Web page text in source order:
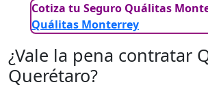
Cotiza tu Seguro Quálitas
Quálitas Monterrey
¿Vale la pena contratar
Querétaro?